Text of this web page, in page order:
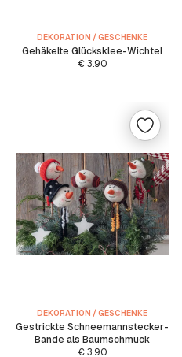
DEKORATION / GESCHENKE
Gehäkelte Glücksklee-Wichtel
€3.90
DEKORATION / GESCHENKE
Gestrickte Schneemannstecker-
Bande als Baumschmuck
€3.90